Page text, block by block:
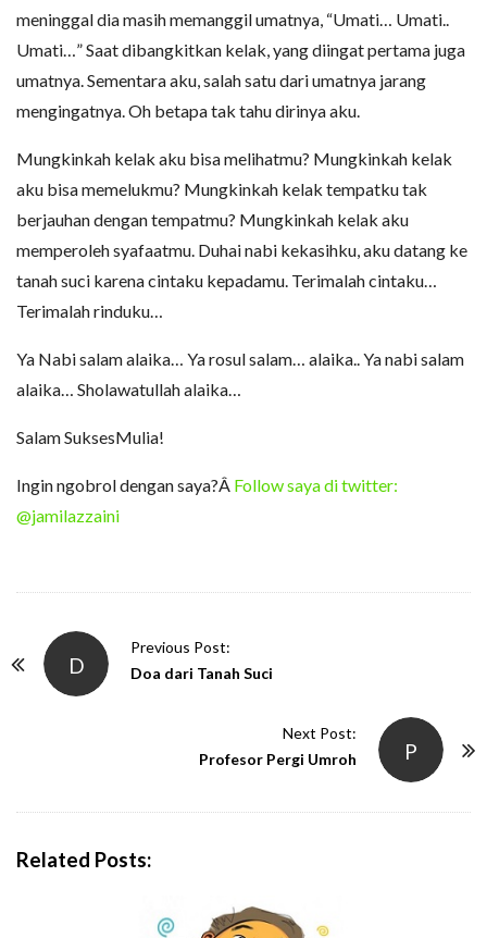
meninggal dia masih memanggil umatnya, “Umati… Umati..
Umati…” Saat dibangkitkan kelak, yang diingat pertama juga
umatnya. Sementara aku, salah satu dari umatnya jarang
mengingatnya. Oh betapa tak tahu dirinya aku.
Mungkinkah kelak aku bisa melihatmu? Mungkinkah kelak
aku bisa memelukmu? Mungkinkah kelak tempatku tak
berjauhan dengan tempatmu? Mungkinkah kelak aku
memperoleh syafaatmu. Duhai nabi kekasihku, aku datang ke
tanah suci karena cintaku kepadamu. Terimalah cintaku…
Terimalah rinduku…
Ya Nabi salam alaika… Ya rosul salam… alaika.. Ya nabi salam
alaika… Sholawatullah alaika…
Salam SuksesMulia!
Ingin ngobrol dengan saya?Â Follow saya di twitter:
@jamilazzaini
D
Previous Post:
Doa dari Tanah Suci
P
Next Post:
Profesor Pergi Umroh
Related Posts: